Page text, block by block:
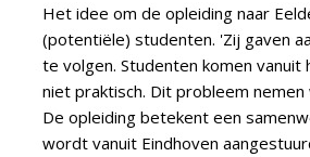
Het idee om de opleiding naar
(potentiële) studenten. 'Zij gaven
te volgen. Studenten komen vanuit
niet praktisch. Dit probleem
De opleiding betekent een
wordt vanuit Eindhoven